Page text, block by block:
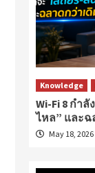
Knowledge
Wi-Fi 8 กำ
ไหล” และฉ
May 18, 2026